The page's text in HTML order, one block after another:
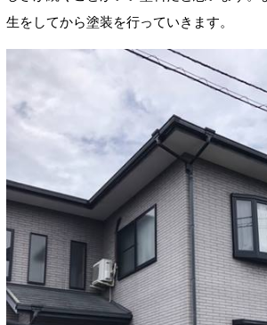
生をしてから塗装を行っていきます。